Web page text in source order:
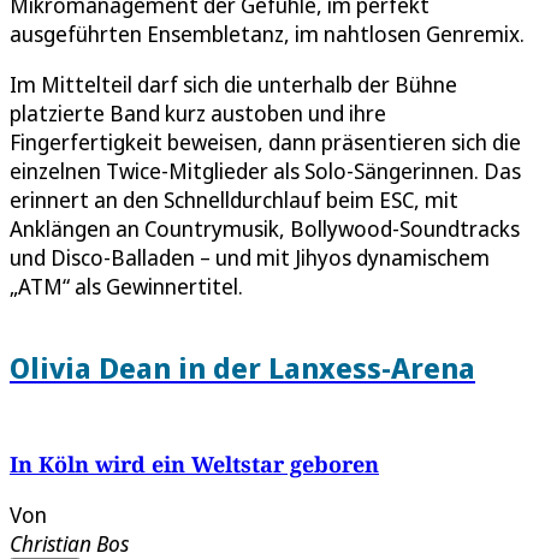
ausgeführten Ensembletanz, im nahtlosen Genremix.
Im Mittelteil darf sich die unterhalb der Bühne
platzierte Band kurz austoben und ihre
Fingerfertigkeit beweisen, dann präsentieren sich die
einzelnen Twice-Mitglieder als Solo-Sängerinnen. Das
erinnert an den Schnelldurchlauf beim ESC, mit
Anklängen an Countrymusik, Bollywood-Soundtracks
und Disco-Balladen – und mit Jihyos dynamischem
„ATM“ als Gewinnertitel.
Olivia Dean in der Lanxess-Arena
In Köln wird ein Weltstar geboren
Von
Christian Bos